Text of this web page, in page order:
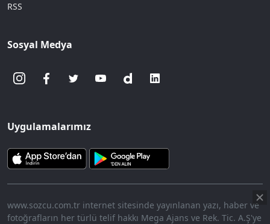
RSS
Sosyal Medya
Uygulamalarımız
www.sozcu.com.tr internet sitesinde yayınlanan yazı, haber ve
fotoğrafların her türlü telif hakkı Mega Ajans ve Rek. Tic. A.Ş'ye